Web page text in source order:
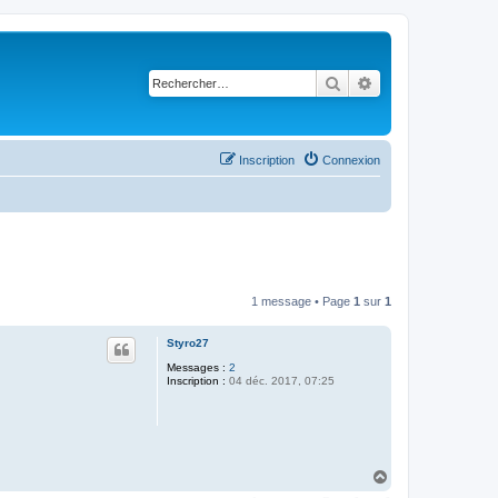
Rechercher
Connexion
Inscription
1 message • Page 1 sur 1
Styro27
Messages : 2
Inscription : 04 déc. 2017, 07:25